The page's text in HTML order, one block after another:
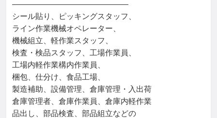
―――――――――――――――
シール貼り、ピッキングスタッフ、
ライン作業機械オペレーター、
機械組立、軽作業スタッフ、
検査・検品スタッフ、工場作業員、
工場内軽作業構内作業員、
梱包、仕分け、食品工場、
製造補助、設備管理、倉庫管理・入出荷
倉庫管理者、倉庫作業員、倉庫内軽作業
品出し、部品検査、部品組立などの